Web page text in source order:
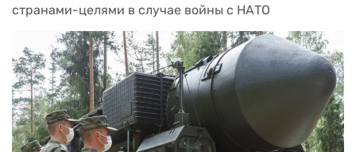
странами-целями в случае войны с НАТО